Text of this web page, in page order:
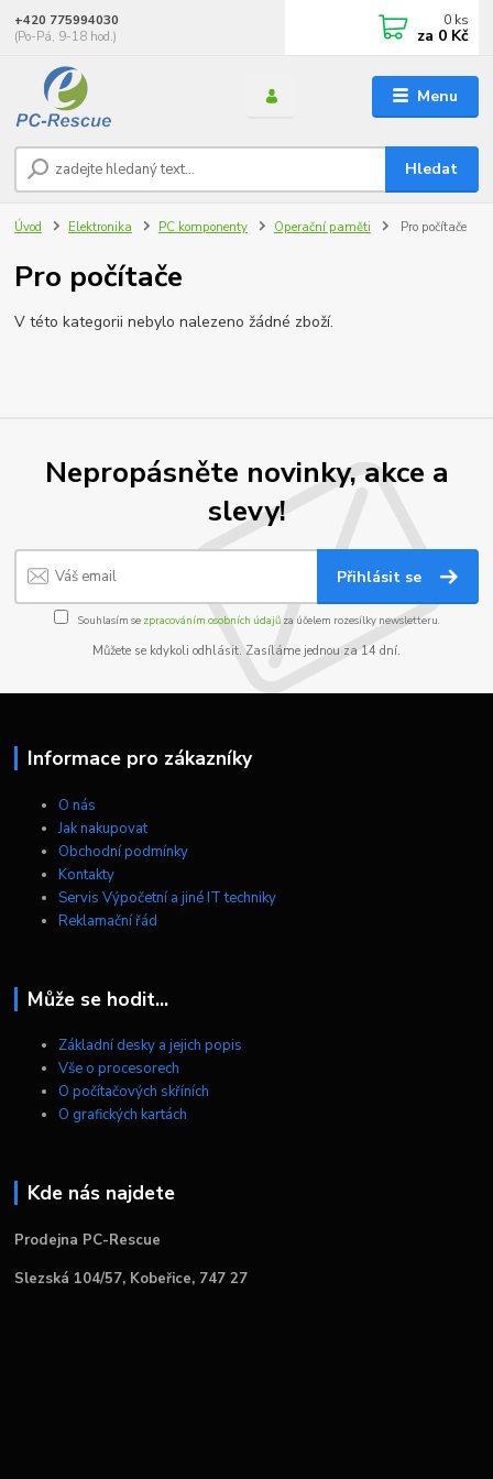
Menu
Hledat
+420 775994030
(Po-Pá, 9-18 hod.)
0 ks
za 0 Kč
Úvod Elektronika PC komponenty Operační paměti Pro počítače
Pro počítače
V této kategorii nebylo nalezeno žádné zboží.
Nepropásněte novinky, akce a
slevy!
Přihlásit se
Souhlasím se zpracováním osobních údajůza účelem rozesílky newsletteru.
Můžete se kdykoli odhlásit. Zasíláme jednou za 14 dní.
Informace pro zákazníky
O nás
Jak nakupovat
Obchodní podmínky
Kontakty
Servis Výpočetní a jiné IT techniky
Reklamační řád
Může se hodit...
Základní desky a jejich popis
Vše o procesorech
O počítačových skříních
O grafických kartách
Kde nás najdete
Prodejna PC-Rescue
Slezská 104/57, Kobeřice, 747 27